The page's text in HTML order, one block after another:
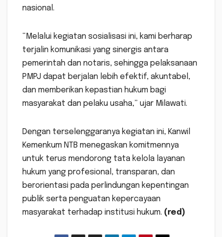
nasional.
“Melalui kegiatan sosialisasi ini, kami berharap
terjalin komunikasi yang sinergis antara
pemerintah dan notaris, sehingga pelaksanaan
PMPJ dapat berjalan lebih efektif, akuntabel,
dan memberikan kepastian hukum bagi
masyarakat dan pelaku usaha,” ujar Milawati.
Dengan terselenggaranya kegiatan ini, Kanwil
Kemenkum NTB menegaskan komitmennya
untuk terus mendorong tata kelola layanan
hukum yang profesional, transparan, dan
berorientasi pada perlindungan kepentingan
publik serta penguatan kepercayaan
masyarakat terhadap institusi hukum. (red)